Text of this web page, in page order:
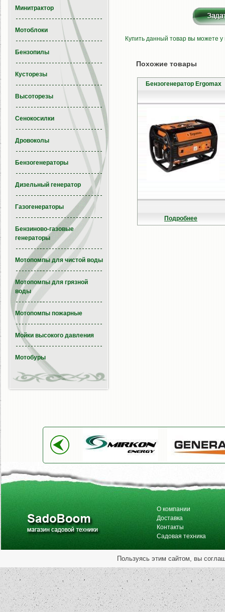
Купить данный товар вы можете
Похожие товары
Бензогенератор Ergomax
Подробнее
Минитрактор
Мотоблоки
Бензопилы
Кусторезы
Высоторезы
Сенокосилки
Дровоколы
Бензогенераторы
Дизельный генератор
Газогенераторы
Бензиново-газовые
генераторы
Мотопомпы для чистой воды
Мотопомпы для грязной
воды
Мотопомпы пожарные
Мойки высокого давления
Мотобуры
О компании
Доставка
Контакты
Садовая техника
Пользуясь этим сайтом, вы